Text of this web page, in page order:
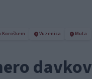
Koroškem Vuzenica
Muta
davkov